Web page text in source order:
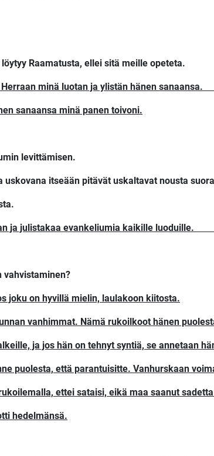
Raamatusta, ellei sitä meille opeteta.
minä luotan ja ylistän hänen sanaansa.
sanaansa minä panen toivoni.
levittämisen.
itseään pitävät uskaltavat nousta
ja julistakaa evankeliumia kaikille luoduille.
vahvistaminen?
joku on hyvillä mielin, laulakoon kiitosta.
vanhimmat. Nämä rukoilkoot hänen
ja jos hän on tehnyt syntiä, se annetaan
puolesta, että parantuisitte. Vanhurskaan
ettei sataisi, eikä maa saanut
hedelmänsä.